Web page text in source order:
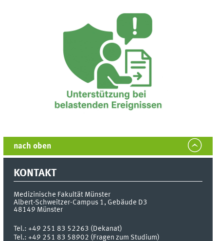
nach oben
KONTAKT
Medizinische Fakultät Münster
Albert-Schweitzer-Campus 1, Gebäude D3
48149 Münster
Tel.:+49 251 83 52263 (Dekanat)
Tel.: +49 251 83 58902 (Fragen zum Studium)